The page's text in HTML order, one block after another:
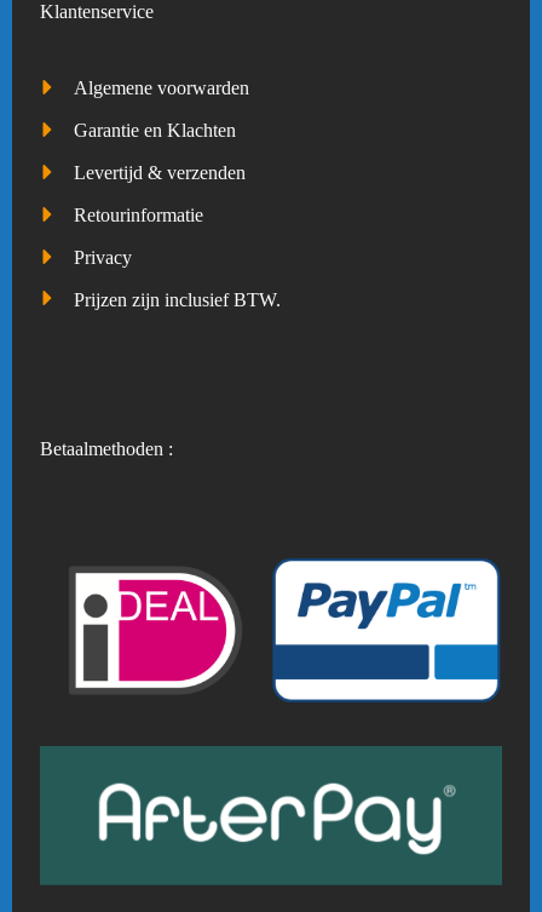
Klantenservice
Algemene voorwarden
Garantie en Klachten
Levertijd & verzenden
Retourinformatie
Privacy
Prijzen zijn inclusief BTW.
Betaalmethoden :